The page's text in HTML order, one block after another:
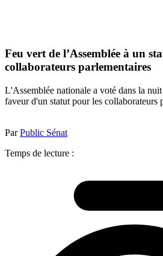
Feu vert de l’Assemblée à un
collaborateurs parlementaires
L'Assemblée nationale a voté dans la
faveur d'un statut pour les collaborateurs
ParPublic Sénat
Temps de lecture :